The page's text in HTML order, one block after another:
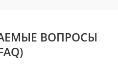
ВОПРОСЫ